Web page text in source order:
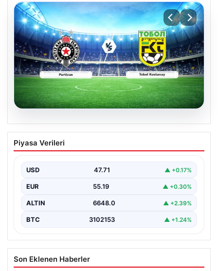
06.08.2026
CANLI | Partizan – Tobol Kostanay Canlı
Maç Anlatımı
Piyasa Verileri
USD 47.71 ▲ +0.17%
EUR 55.19 ▲ +0.30%
ALTIN 6648.0 ▲ +2.39%
BTC 3102153 ▲ +1.24%
Son Eklenen Haberler